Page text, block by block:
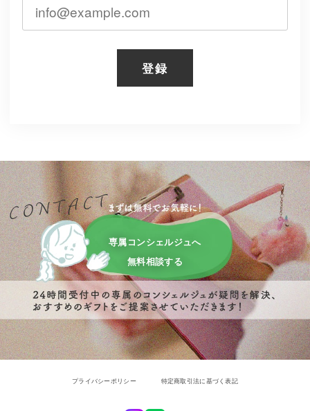
登録
専属コンシェルジュへ
無料相談する
プライバシーポリシー 特定商取引法に基づく表記